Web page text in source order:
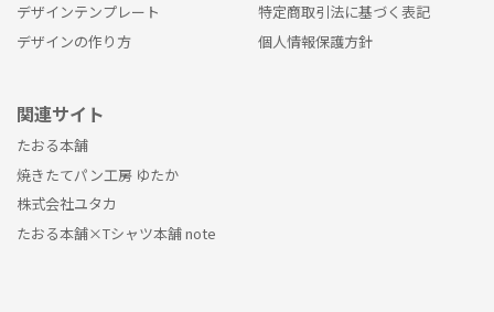
デザインテンプレート
デザインの作り方
特定商取引法に基づく表記
個人情報保護方針
関連サイト
たおる本舗
焼きたてパン工房 ゆたか
株式会社ユタカ
たおる本舗×Tシャツ本舗 note